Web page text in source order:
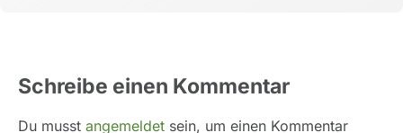
Schreibe einen Kommentar
Du musst angemeldet sein, um einen Kommentar